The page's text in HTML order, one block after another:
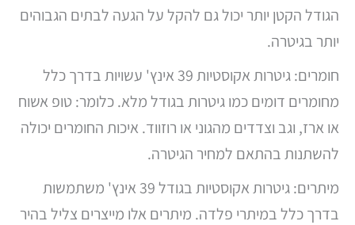
הגודל הקטן יותר יכול גם להקל על הגעה לבתים הגבוהים
יותר בגיטרה.
חומרים: גיטרות אקוסטיות 39 אינץ' עשויות בדרך כלל
מחומרים דומים כמו גיטרות בגודל מלא. כלומר: טופ אשוח
או ארז, וגב וצדדים מהגוני או רוזווד. איכות החומרים יכולה
להשתנות בהתאם למחיר הגיטרה.
מיתרים: גיטרות אקוסטיות בגודל 39 אינץ' משתמשות
בדרך כלל במיתרי פלדה. מיתרים אלו מייצרים צליל בהיר